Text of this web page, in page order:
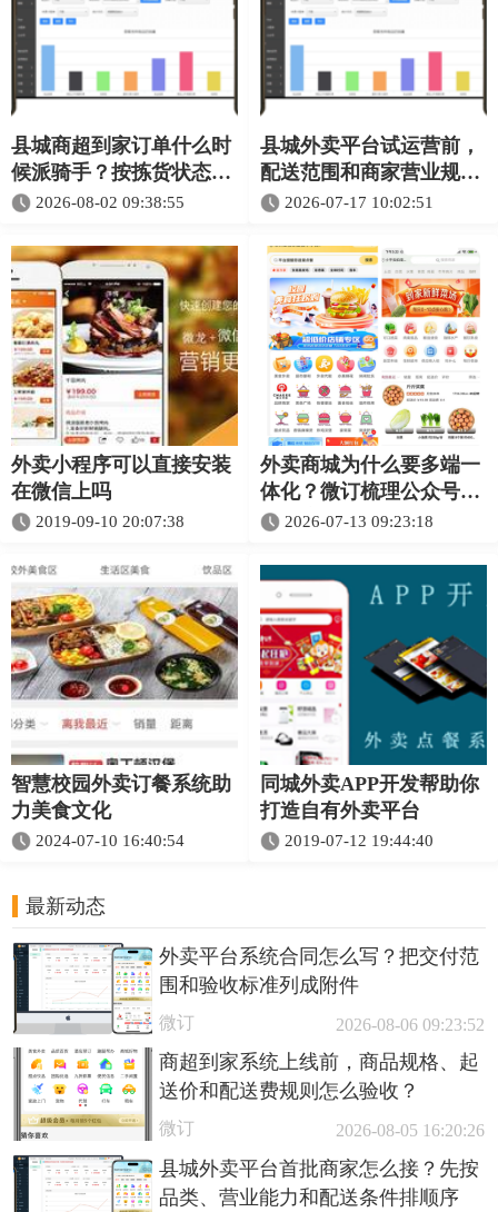
县城商超到家订单什么时
候派骑手？按拣货状态还
是下单时间
2026-08-02 09:38:55
县城外卖平台试运营前，
配送范围和商家营业规则
怎么定？
2026-07-17 10:02:51
外卖小程序可以直接安装
在微信上吗
2019-09-10 20:07:38
外卖商城为什么要多端一
体化？微订梳理公众号、
小程序、App与后台协同
2026-07-13 09:23:18
智慧校园外卖订餐系统助
力美食文化
2024-07-10 16:40:54
同城外卖APP开发帮助你
打造自有外卖平台
2019-07-12 19:44:40
最新动态
外卖平台系统合同怎么写？把交付范
围和验收标准列成附件
微订 2026-08-06 09:23:52
商超到家系统上线前，商品规格、起
送价和配送费规则怎么验收？
微订 2026-08-05 16:20:26
县城外卖平台首批商家怎么接？先按
品类、营业能力和配送条件排顺序